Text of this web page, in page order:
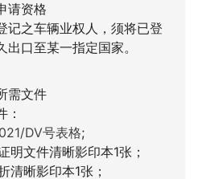
请资格
记之车辆业权人，须将已登
出口至某一指定国家。
需文件
：
DV号表格;
明文件清晰影印本1张；
清晰影印本1张；